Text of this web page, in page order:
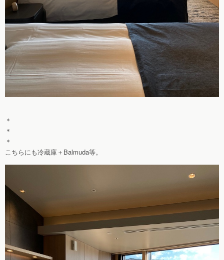
＊
＊
＊
こちらにも冷蔵庫＋Balmuda等。